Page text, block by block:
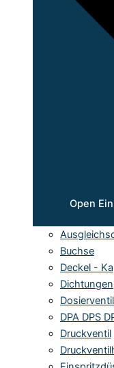
Open
Buchse
Deckel -
Dichtungen
Dosierventil
DPA DPS
Druckventil